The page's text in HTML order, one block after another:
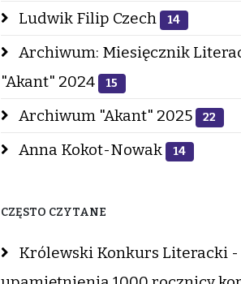
Ludwik Filip Czech 14
Archiwum: Miesięcznik
"Akant" 2024
15
Archiwum "Akant" 2025 22
Anna Kokot-Nowak 14
CZĘSTO CZYTANE
Królewski Konkurs Literacki -